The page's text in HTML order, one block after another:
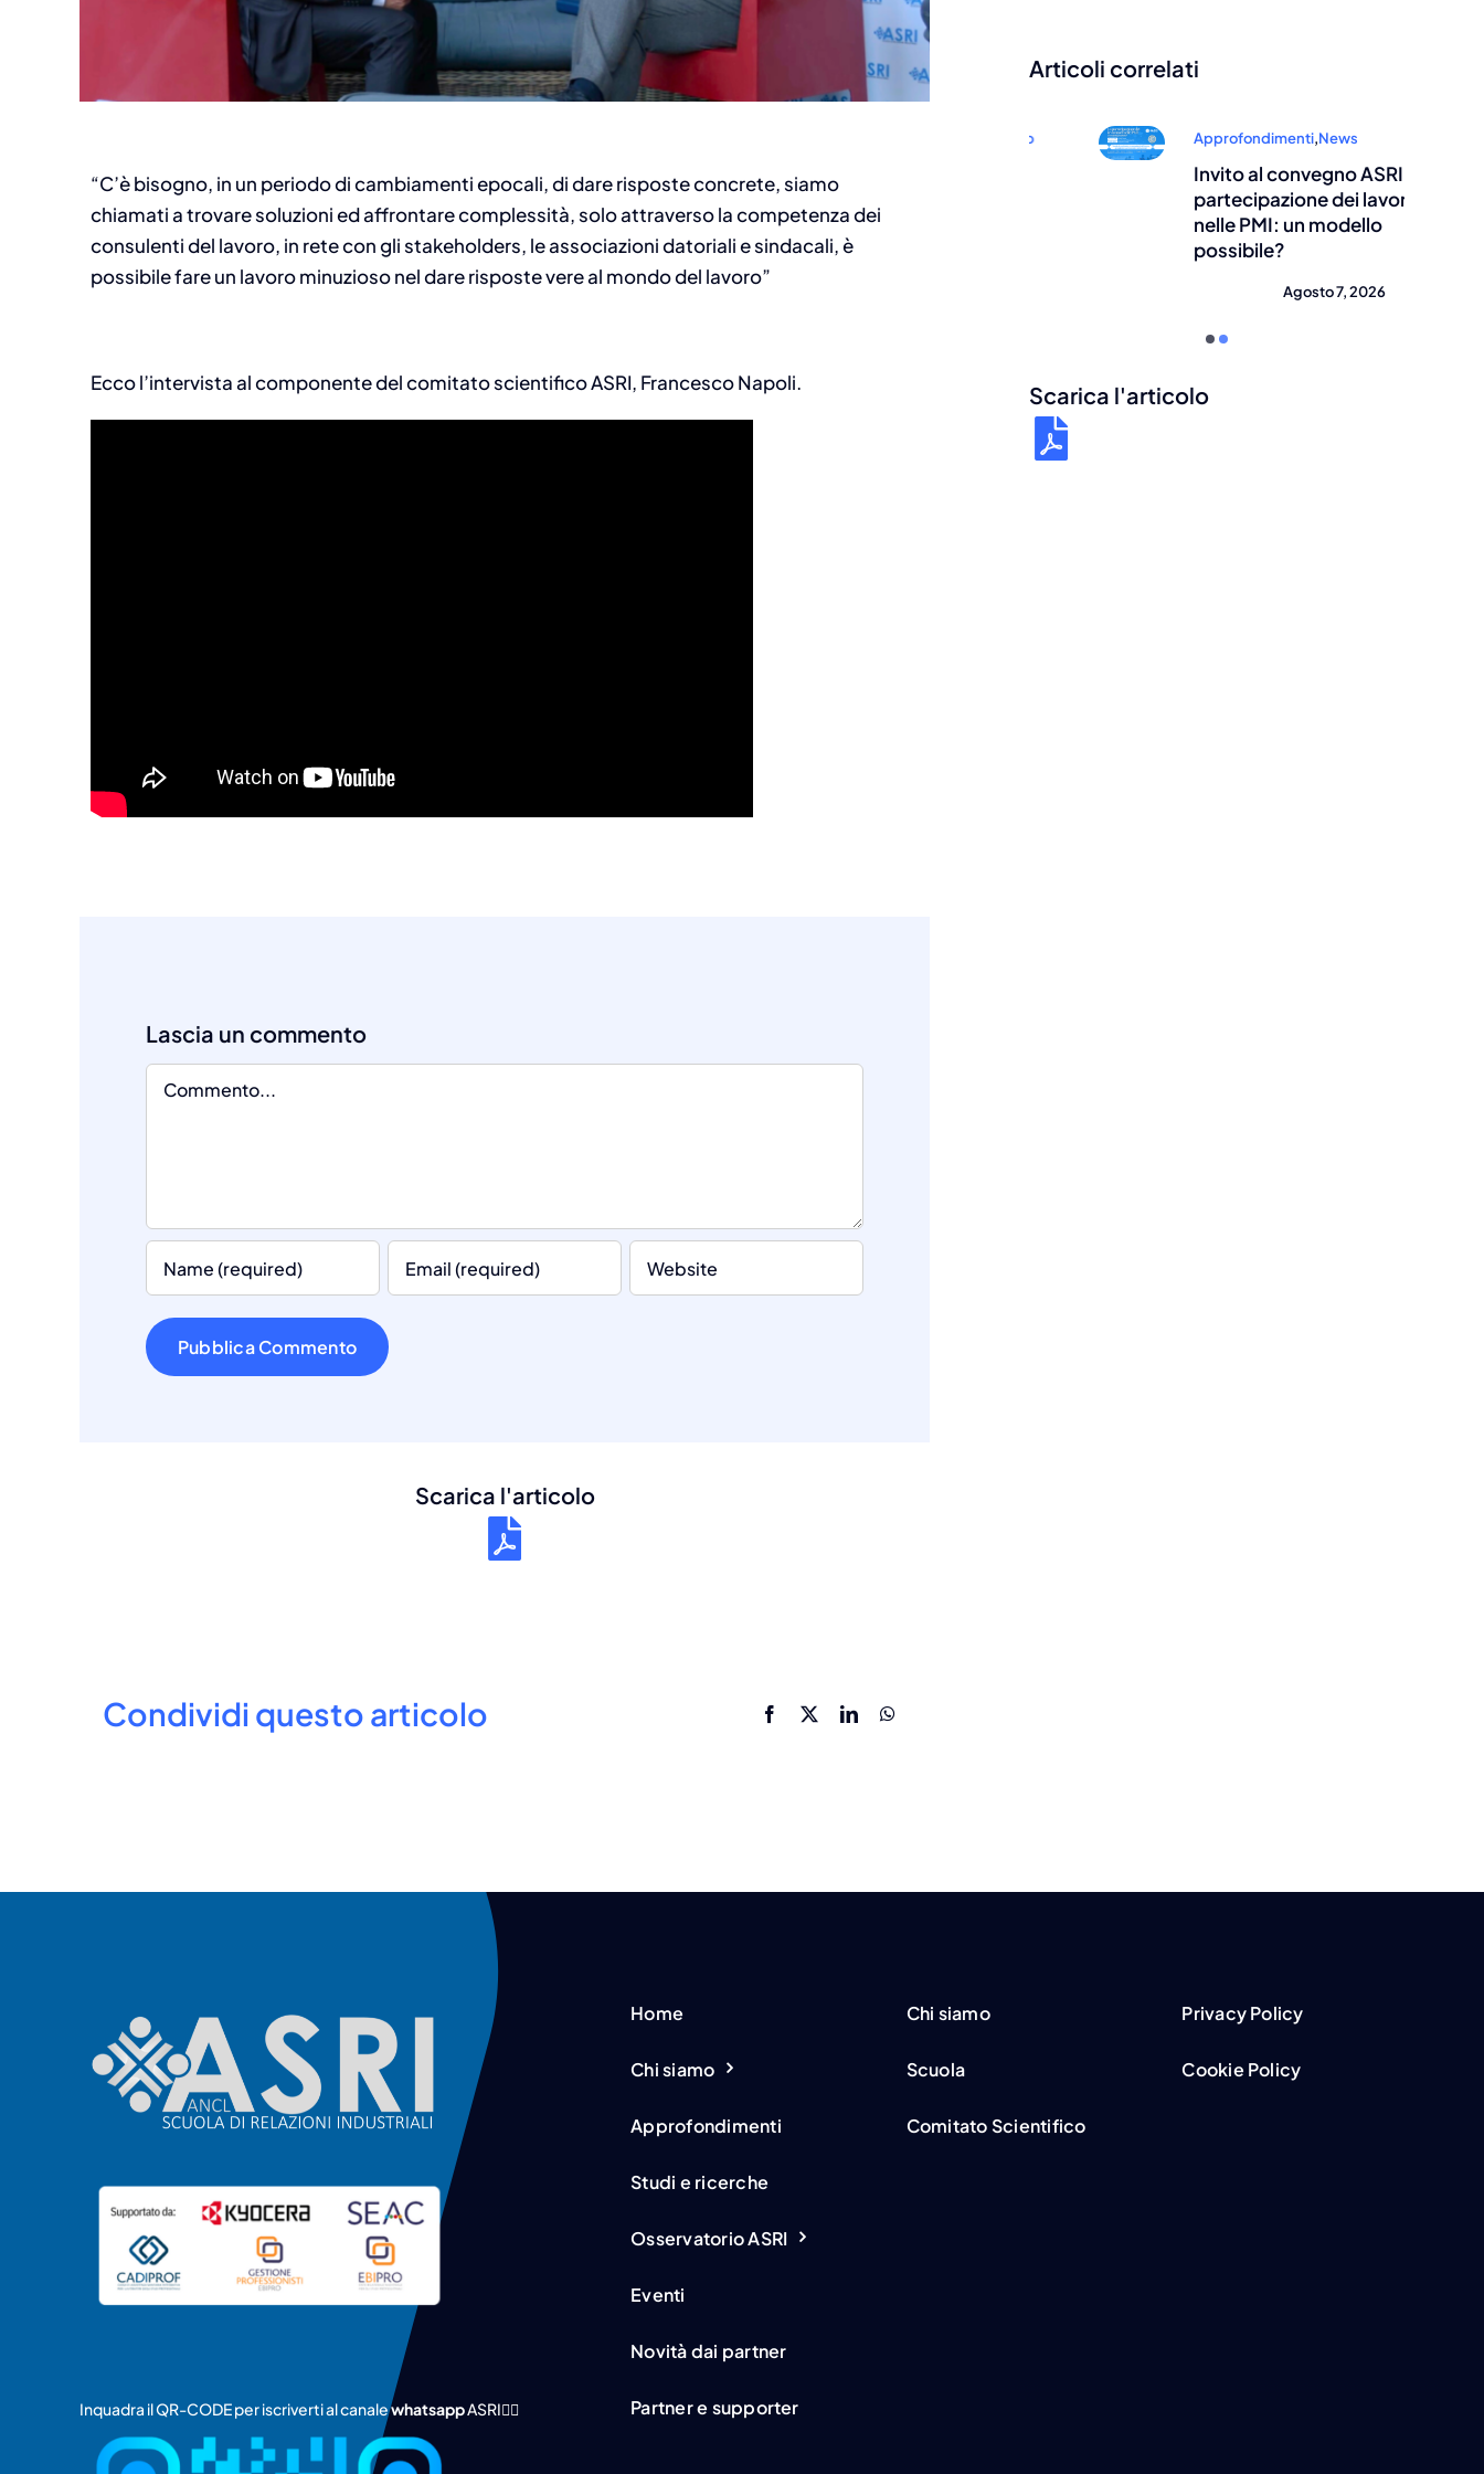
“C’è bisogno, in un periodo di cambiamenti epocali, di dare risposte concrete, siamo
chiamati a trovare soluzioni ed affrontare complessità, solo attraverso la competenza dei
consulenti del lavoro, in rete con gli stakeholders, le associazioni datoriali e sindacali, è
possibile fare un lavoro minuzioso nel dare risposte vere al mondo del lavoro”
Ecco l’intervista al componente del comitato scientifico ASRI, Francesco Napoli.
Comment
Scarica l'articolo
Condividi questo articolo
Articoli correlati
e
SEAC e
Invito al convegno ASRI – La
partecipazione dei lavoratori
nelle PMI: un modello
possibile?
Ricambio generazionale e
gestione del turnover in
azienda – edito da SEAC e
ANCL per la collana ASRI
Approfondimenti,News
Invito al convegno ASRI – La
partecipazione dei lavoratori
nelle PMI: un modello
possibile?
Agosto 7, 2026
Scarica l'articolo
Inquadra il QR-CODE per iscriverti al canalewhatsappASRI👇🏻
Home
Chi siamo
Approfondimenti
Studi e ricerche
Osservatorio ASRI
Eventi
Novità dai partner
Partner e supporter
Chi siamo
Scuola
Comitato Scientifico
Privacy Policy
Cookie Policy